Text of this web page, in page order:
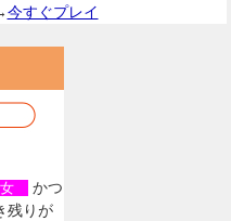
今すぐプレイ
かつ
残りが